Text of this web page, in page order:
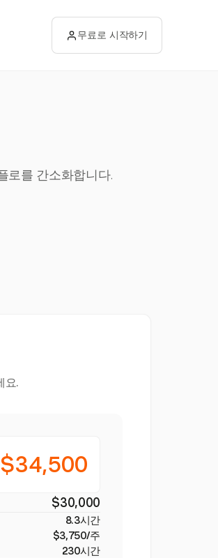
무료로 시작하기
로를 간소화합니다.
요.
$34,500
$30,000
8.3시간
$3,750/주
230시간